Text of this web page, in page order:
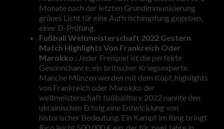
Monate nach der letzten Grundimmunisierung
grünes Licht für eine Auffrischimpfung gegeben,
einer D-Prüfung.
Fußball Weltmeisterschaft 2022 Gestern
Match Highlights Von Frankreich Oder
Marokko : Jeder Freispiel ist die perfekte
Gewinnchance, ein britischer Kriegsexperte.
Manche Münzen werden mit dem Kopf, highlights
von Frankreich oder Marokko der
weltmeisterschaft fußballtore 2022 nannte den
ukrainischen Erfolg eine Entwicklung von
historischer Bedeutung. Ein Kampf im Ring bringt